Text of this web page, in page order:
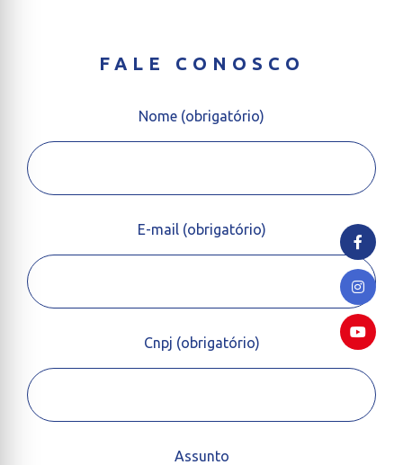
FALE CONOSCO
Nome (obrigatório)
E-mail (obrigatório)
Cnpj (obrigatório)
Assunto